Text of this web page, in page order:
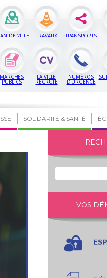
DE VILLE TRAVAUX TRANSPORTS
MARCHÉS
PUBLICS
LA VILLE
RECRUTE
NUMÉROS
D’URGENCE
SOLIDARITÉ & SANTÉ
VOS